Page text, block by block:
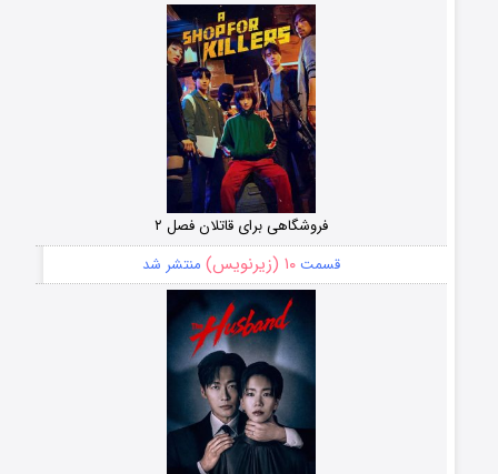
فروشگاهی برای قاتلان فصل ۲
قسمت۱۰ (زیرنویس) منتشر شد